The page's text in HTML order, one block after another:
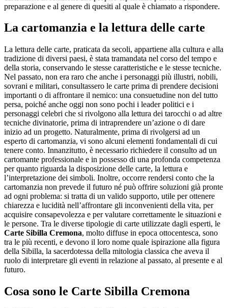
preparazione e al genere di quesiti al quale è chiamato a rispondere.
La cartomanzia e la lettura delle carte
La lettura delle carte, praticata da secoli, appartiene alla cultura e alla
tradizione di diversi paesi, è stata tramandata nel corso del tempo e
della storia, conservando le stesse caratteristiche e le stesse tecniche.
Nel passato, non era raro che anche i personaggi più illustri, nobili,
sovrani e militari, consultassero le carte prima di prendere decisioni
importanti o di affrontare il nemico: una consuetudine non del tutto
persa, poiché anche oggi non sono pochi i leader politici e i
personaggi celebri che si rivolgono alla lettura dei tarocchi o ad altre
tecniche divinatorie, prima di intraprendere un’azione o di dare
inizio ad un progetto. Naturalmente, prima di rivolgersi ad un
esperto di cartomanzia, vi sono alcuni elementi fondamentali di cui
tenere conto. Innanzitutto, è necessario richiedere il consulto ad un
cartomante professionale e in possesso di una profonda competenza
per quanto riguarda la disposizione delle carte, la lettura e
l’interpretazione dei simboli. Inoltre, occorre rendersi conto che la
cartomanzia non prevede il futuro né può offrire soluzioni già pronte
ad ogni problema: si tratta di un valido supporto, utile per ottenere
chiarezza e lucidità nell’affrontare gli inconvenienti della vita, per
acquisire consapevolezza e per valutare correttamente le situazioni e
le persone. Tra le diverse tipologie di carte utilizzate dagli esperti, le
Carte Sibilla Cremona, molto diffuse in epoca ottocentesca, sono
tra le più recenti, e devono il loro nome quale ispirazione alla figura
della Sibilla, la sacerdotessa della mitologia classica che aveva il
ruolo di interpretare gli eventi in relazione al passato, al presente e al
futuro.
Cosa sono le Carte Sibilla Cremona